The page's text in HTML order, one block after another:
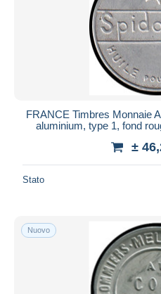
FRANCE Timbres Monnaie
aluminium, type 1, fond
±
Stato
Nuovo